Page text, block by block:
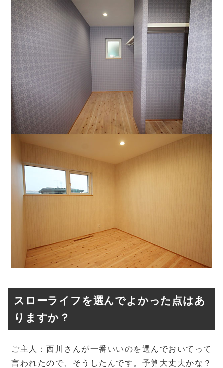
スローライフを選んでよかった点はあ
りますか？
ご主人：西川さんが一番いいのを選んでおいてって
言われたので、そうしたんです。予算大丈夫かな？